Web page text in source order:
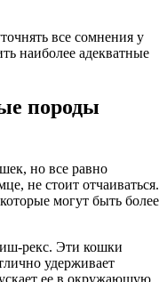
все сомнения у
наиболее адекватные
породы
но все равно
не стоит отчаиваться.
могут быть более
рекс. Эти кошки
удерживает